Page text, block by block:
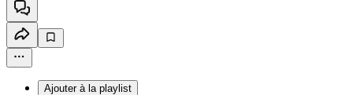
Ajouter à la playlist